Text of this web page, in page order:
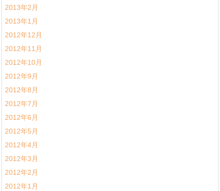
2013年2月
2013年1月
2012年12月
2012年11月
2012年10月
2012年9月
2012年8月
2012年7月
2012年6月
2012年5月
2012年4月
2012年3月
2012年2月
2012年1月